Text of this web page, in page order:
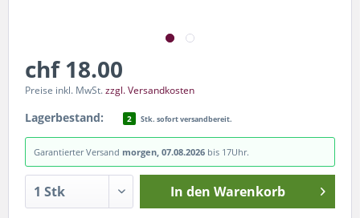
chf 18.00
Preise inkl. MwSt.zzgl. Versandkosten
Lagerbestand: 2 Stk. sofort versandbereit.
Garantierter Versand morgen, 07.08.2026 bis 17Uhr.
In den Warenkorb